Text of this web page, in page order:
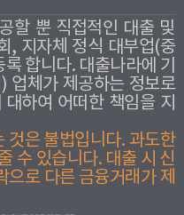
할 뿐 직접적인 대출 및
, 지자체 정식 대부업(중
합니다. 대출나라에 기
업체가 제공하는 정보로
하여 어떠한 책임을 지
것은 불법입니다. 과도한
수 있습니다. 대출 시 신
로 다른 금융거래가 제